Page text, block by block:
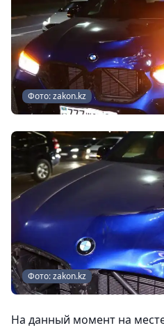
Фото: zakon.kz
Фото: zakon.kz
На данный момент на